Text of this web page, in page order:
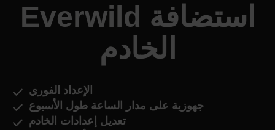
Everwild استضافة
الخادم
الإعداد الفوري
جهوزية على مدار الساعة طول الأسبوع
تعديل إعدادات الخادم